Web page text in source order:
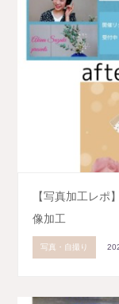
【写真加工レポ
像加工
写真・自撮り